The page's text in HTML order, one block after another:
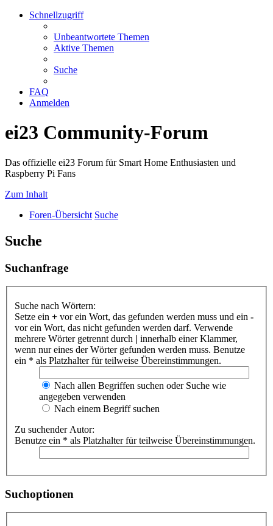
Schnellzugriff
Unbeantwortete Themen
Aktive Themen
Suche
FAQ
Anmelden
ei23 Community-Forum
Das offizielle ei23 Forum für Smart Home Enthusiasten und
Raspberry Pi Fans
Zum Inhalt
Foren-Übersicht Suche
Suche
Suchanfrage
Suche nach Wörtern:
Setze ein + vor ein Wort, das gefunden werden muss und ein -
vor ein Wort, das nicht gefunden werden darf. Verwende
mehrere Wörter getrennt durch | innerhalb einer Klammer,
wenn nur eines der Wörter gefunden werden muss. Benutze
ein * als Platzhalter für teilweise Übereinstimmungen.
Nach allen Begriffen suchen oder Suche wie
angegeben verwenden
Nach einem Begriff suchen
Zu suchender Autor:
Benutze ein * als Platzhalter für teilweise Übereinstimmungen.
Suchoptionen